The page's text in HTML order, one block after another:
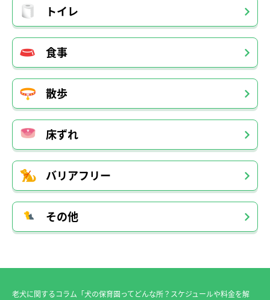
トイレ
食事
散歩
床ずれ
バリアフリー
その他
老犬に関するコラム「犬の保育園ってどんな所？スケジュールや料金を解